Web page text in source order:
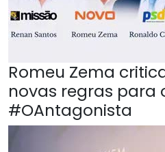
Romeu Zema
novas regras para
#OAntagonista